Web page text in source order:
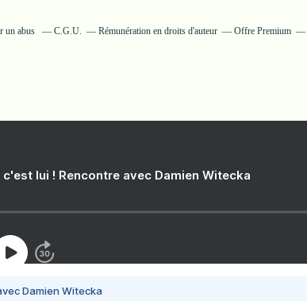
un abus C.G.U. Rémunération en droits d'auteur Offre Premium
lui ! Rencontre avec Damien Witecka
Damien Witecka